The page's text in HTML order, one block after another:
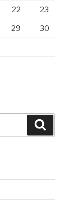
22 23
29 30